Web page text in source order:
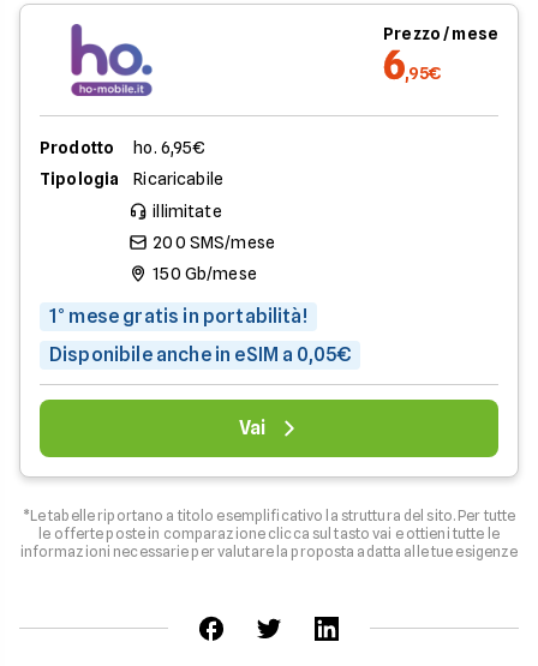
Prezzo / mese
6,95€
Prodotto
ho. 6,95€
Tipologia
Ricaricabile
illimitate
200 SMS/mese
150 Gb/mese
1° mese gratis in portabilità!
Disponibile anche in eSIM a 0,05€
Vai
*Le tabelle riportano a titolo esemplificativo la struttura del sito. Per tutte
le offerte poste in comparazione clicca sul tasto vai e ottieni tutte le
informazioni necessarie per valutare la proposta adatta alle tue esigenze